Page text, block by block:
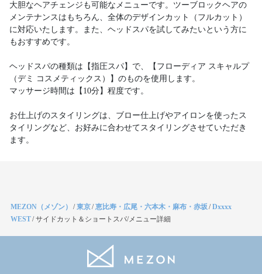
大胆なヘアチェンジも可能なメニューです。ツーブロックヘアの
メンテナンスはもちろん、全体のデザインカット（フルカット）
に対応いたします。また、ヘッドスパを試してみたいという方に
もおすすめです。
ヘッドスパの種類は【指圧スパ】で、【フローディア スキャルプ
（デミ コスメティックス）】のものを使用します。
マッサージ時間は【10分】程度です。
お仕上げのスタイリングは、ブロー仕上げやアイロンを使ったス
タイリングなど、お好みに合わせてスタイリングさせていただき
ます。
MEZON（メゾン） /東京/恵比寿・広尾・六本木・麻布・赤坂/Dxxxx
WEST/サイドカット＆ショートスパ/メニュー詳細